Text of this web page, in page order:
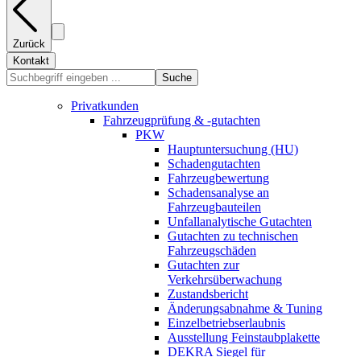
Zurück
Kontakt
Suche
Privatkunden
Fahrzeugprüfung & -gutachten
PKW
Hauptuntersuchung (HU)
Schadengutachten
Fahrzeugbewertung
Schadensanalyse an
Fahrzeugbauteilen
Unfallanalytische Gutachten
Gutachten zu technischen
Fahrzeugschäden
Gutachten zur
Verkehrsüberwachung
Zustandsbericht
Änderungsabnahme & Tuning
Einzelbetriebserlaubnis
Ausstellung Feinstaubplakette
DEKRA Siegel für